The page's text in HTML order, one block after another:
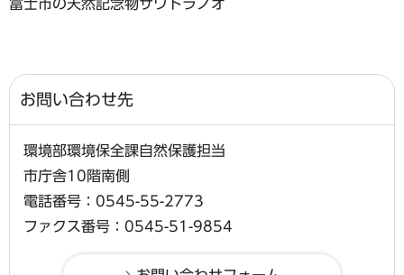
富士市の天然記念物サワトラノオ
お問い合わせ先
環境部環境保全課自然保護担当
市庁舎10階南側
電話番号：0545-55-2773
ファクス番号：0545-51-9854